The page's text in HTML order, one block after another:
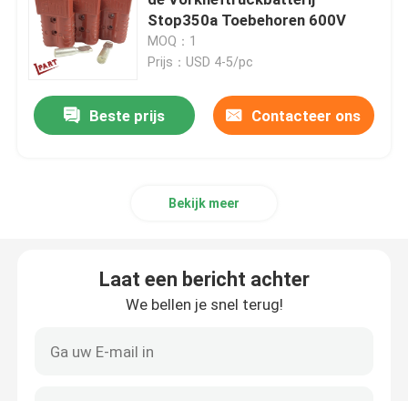
Het Wiel van de vorkheftruckaandrijving
Het Controlemechanisme van de vorkheftruckmotor
Vorkheftruckschakelaar
Stop350a Toebehoren 600V
MOQ：1
Prijs：USD 4-5/pc
Beste prijs Contacteer ons
Bekijk meer
Laat een bericht achter
We bellen je snel terug!